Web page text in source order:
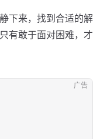
下来，找到合适的解
有敢于面对困难，才
广告